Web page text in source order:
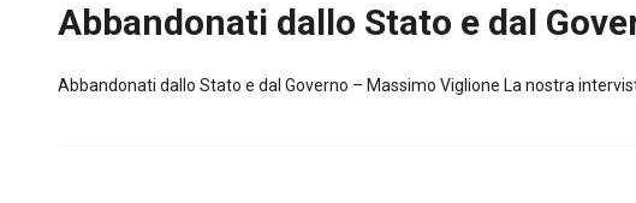
Abbandonati dallo Stato e dal
Abbandonati dallo Stato e dal Governo – Massimo Viglione La nostra